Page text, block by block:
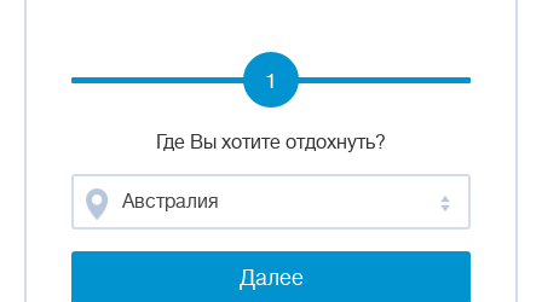
Где Вы хотите отдохнуть?
Австралия
Далее
1